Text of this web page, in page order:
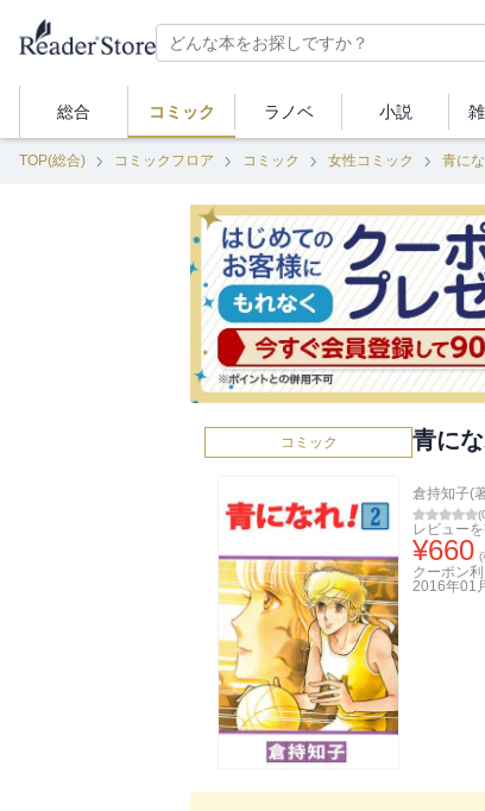
総合 コミック ラノベ 小説
TOP(総合) コミックフロア コミック 女性コミック 青にな
コミック 青に
倉持知子(
(
レビューを
¥660 (
クーポン
2016年01